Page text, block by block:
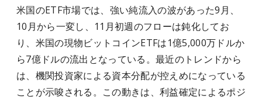
米国のETF市場では、強い純流入の波があった9月、
10月から一変し、11月初週のフローは鈍化してお
り、米国の現物ビットコインETFは1億5,000万ドルか
ら7億ドルの流出となっている。最近のトレンドから
は、機関投資家による資本分配が控えめになっている
ことが示唆される。この動きは、利益確定によるポジ